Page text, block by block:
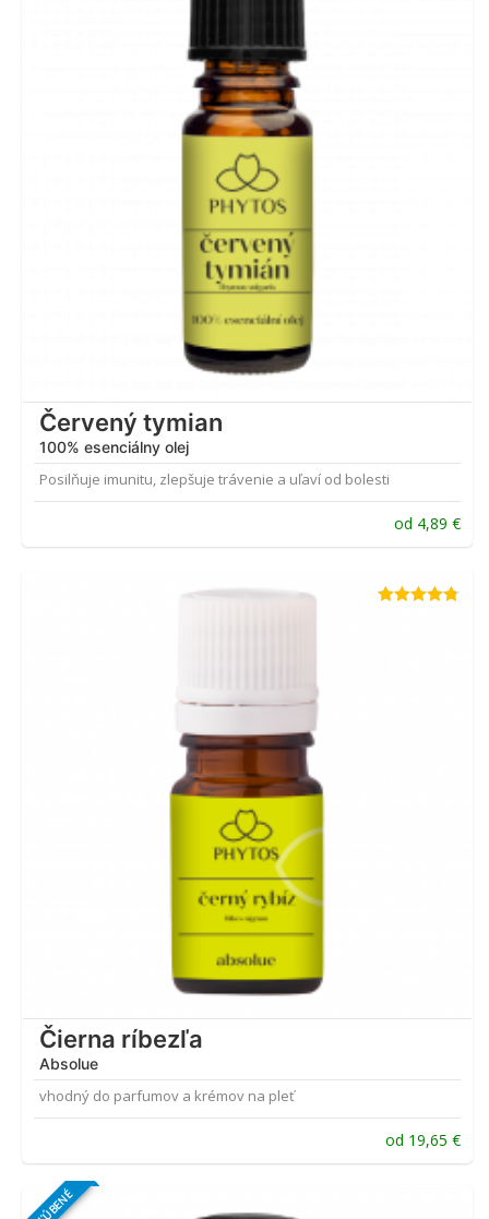
Červený tymian
100% esenciálny olej
Posilňuje imunitu, zlepšuje trávenie a uľaví od bolesti
od 4,89 €
Čierna ríbezľa
Absolue
vhodný do parfumov a krémov na pleť
od 19,65 €